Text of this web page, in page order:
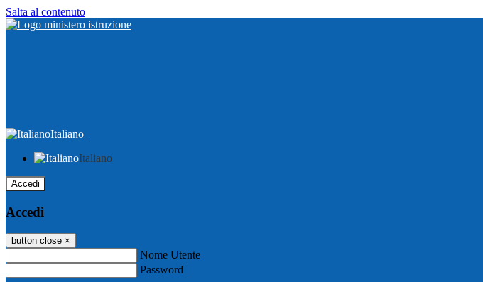
Salta al contenuto
Italiano
Italiano
Accedi
Accedi
button close ×
Nome Utente
Password